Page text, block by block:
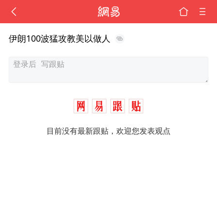
伊朗100波猛攻教美以做人
目前没有最新跟贴，欢迎您发表观点